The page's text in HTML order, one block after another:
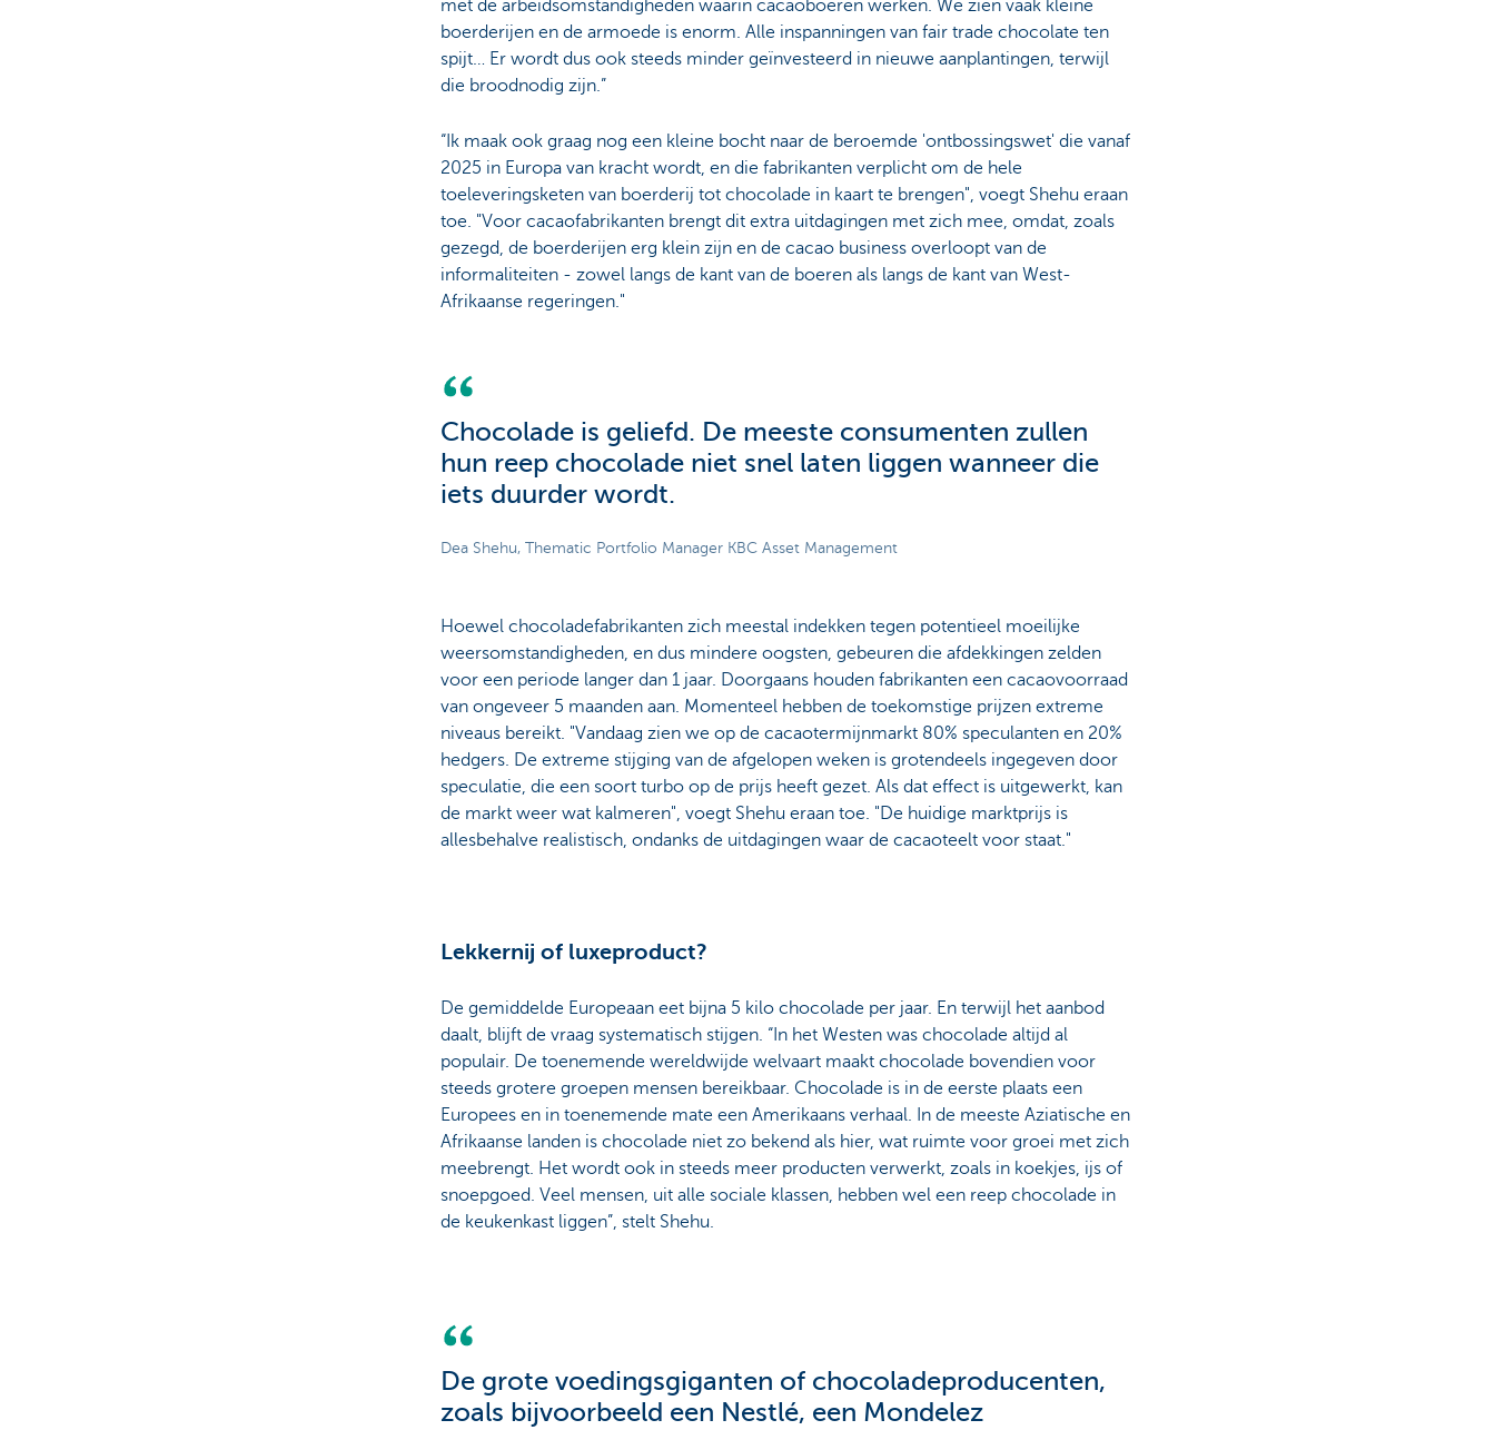
met de arbeidsomstandigheden waarin cacaoboeren werken. We zien vaak kleine
boerderijen en de armoede is enorm. Alle inspanningen van fair trade chocolate ten
spijt… Er wordt dus ook steeds minder geïnvesteerd in nieuwe aanplantingen, terwijl
die broodnodig zijn.”
“Ik maak ook graag nog een kleine bocht naar de beroemde 'ontbossingswet' die vanaf
2025 in Europa van kracht wordt, en die fabrikanten verplicht om de hele
toeleveringsketen van boerderij tot chocolade in kaart te brengen", voegt Shehu eraan
toe. "Voor cacaofabrikanten brengt dit extra uitdagingen met zich mee, omdat, zoals
gezegd, de boerderijen erg klein zijn en de cacao business overloopt van de
informaliteiten - zowel langs de kant van de boeren als langs de kant van West-
Afrikaanse regeringen."
Chocolade is geliefd. De meeste consumenten zullen
hun reep chocolade niet snel laten liggen wanneer die
iets duurder wordt.
Dea Shehu, Thematic Portfolio Manager KBC Asset Management
Hoewel chocoladefabrikanten zich meestal indekken tegen potentieel moeilijke
weersomstandigheden, en dus mindere oogsten, gebeuren die afdekkingen zelden
voor een periode langer dan 1 jaar. Doorgaans houden fabrikanten een cacaovoorraad
van ongeveer 5 maanden aan. Momenteel hebben de toekomstige prijzen extreme
niveaus bereikt. "Vandaag zien we op de cacaotermijnmarkt 80% speculanten en 20%
hedgers. De extreme stijging van de afgelopen weken is grotendeels ingegeven door
speculatie, die een soort turbo op de prijs heeft gezet. Als dat effect is uitgewerkt, kan
de markt weer wat kalmeren", voegt Shehu eraan toe. "De huidige marktprijs is
allesbehalve realistisch, ondanks de uitdagingen waar de cacaoteelt voor staat."
Lekkernij of luxeproduct?
De gemiddelde Europeaan eet bijna 5 kilo chocolade per jaar. En terwijl het aanbod
daalt, blijft de vraag systematisch stijgen. “In het Westen was chocolade altijd al
populair. De toenemende wereldwijde welvaart maakt chocolade bovendien voor
steeds grotere groepen mensen bereikbaar. Chocolade is in de eerste plaats een
Europees en in toenemende mate een Amerikaans verhaal. In de meeste Aziatische en
Afrikaanse landen is chocolade niet zo bekend als hier, wat ruimte voor groei met zich
meebrengt. Het wordt ook in steeds meer producten verwerkt, zoals in koekjes, ijs of
snoepgoed. Veel mensen, uit alle sociale klassen, hebben wel een reep chocolade in
de keukenkast liggen”, stelt Shehu.
De grote voedingsgiganten of chocoladeproducenten,
zoals bijvoorbeeld een Nestlé, een Mondelez